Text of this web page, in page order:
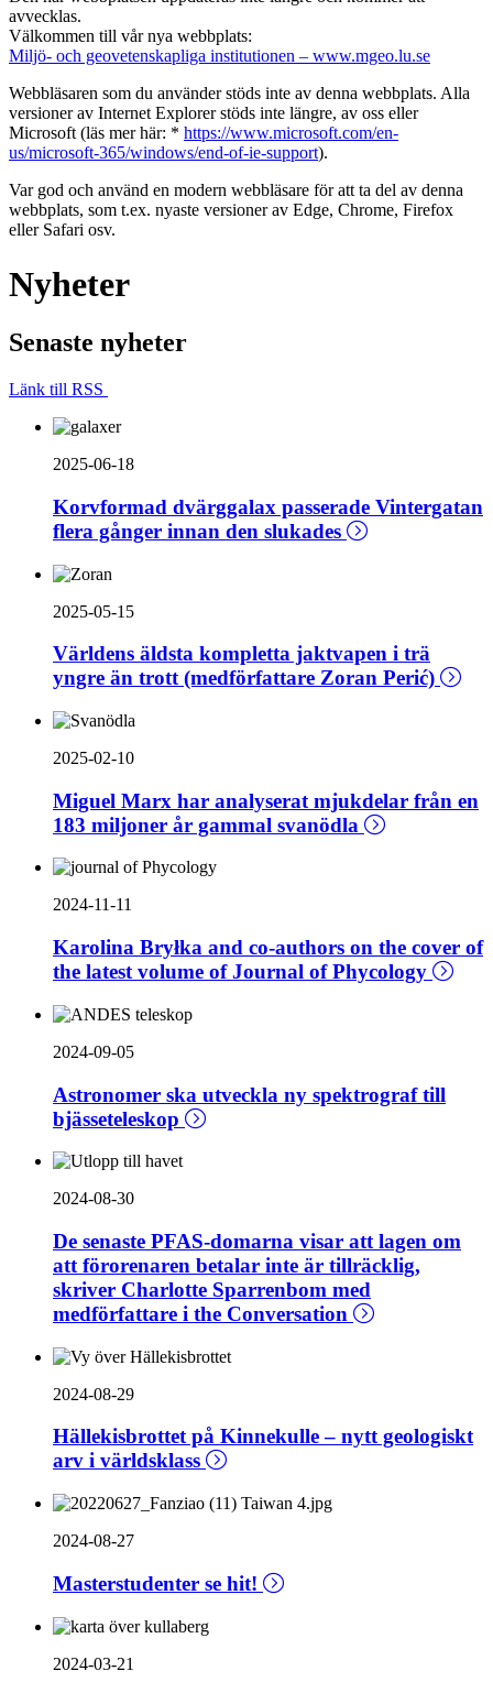
avvecklas.
Välkommen till vår nya webbplats:
Miljö- och geovetenskapliga institutionen – www.mgeo.lu.se
Webbläsaren som du använder stöds inte av denna webbplats. Alla
versioner av Internet Explorer stöds inte längre, av oss eller
Microsoft (läs mer här: * https://www.microsoft.com/en-
us/microsoft-365/windows/end-of-ie-support).
Var god och använd en modern webbläsare för att ta del av denna
webbplats, som t.ex. nyaste versioner av Edge, Chrome, Firefox
eller Safari osv.
Nyheter
Senaste nyheter
Länk till RSS
2025-06-18
Korvformad dvärggalax passerade Vintergatan
flera gånger innan den slukades
2025-05-15
Världens äldsta kompletta jaktvapen i trä
yngre än trott (medförfattare Zoran Perić)
2025-02-10
Miguel Marx har analyserat mjukdelar från en
183 miljoner år gammal svanödla
2024-11-11
Karolina Bryłka and co-authors on the cover of
the latest volume of Journal of Phycology
2024-09-05
Astronomer ska utveckla ny spektrograf till
bjässeteleskop
2024-08-30
De senaste PFAS-domarna visar att lagen om
att förorenaren betalar inte är tillräcklig,
skriver Charlotte Sparrenbom med
medförfattare i the Conversation
2024-08-29
Hällekisbrottet på Kinnekulle – nytt geologiskt
arv i världsklass
2024-08-27
Masterstudenter se hit!
2024-03-21